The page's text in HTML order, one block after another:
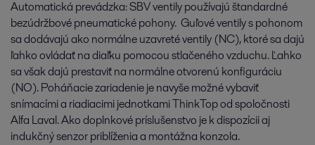
Automatická prevádzka: SBV ventily používajú štandardné
bezúdržbové pneumatické pohony. Guľové ventily s pohonom
sa dodávajú ako normálne uzavreté ventily (NC), ktoré sa dajú
ľahko ovládať na diaľku pomocou stlačeného vzduchu. Ľahko
sa však dajú prestaviť na normálne otvorenú konfiguráciu
(NO). Poháňacie zariadenie je navyše možné vybaviť
snímacími a riadiacimi jednotkami ThinkTop od spoločnosti
Alfa Laval. Ako doplnkové príslušenstvo je k dispozícii aj
indukčný senzor priblíženia a montážna konzola.